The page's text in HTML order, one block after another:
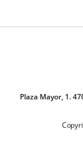
Plaza Mayor, 1.